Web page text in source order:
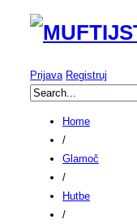
Prijava Registruj
Home
/
Glamoč
/
Hutbe
/